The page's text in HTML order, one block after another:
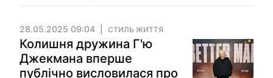
28.05.2025 09:04 СТИЛЬ ЖИТТЯ
Колишня дружина Г'ю
Джекмана вперше
публічно висловилася про